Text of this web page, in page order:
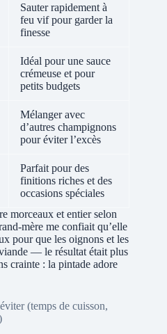
Sauter rapidement à
feu vif pour garder la
finesse
Idéal pour une sauce
crémeuse et pour
petits budgets
Mélanger avec
d’autres champignons
pour éviter l’excès
Parfait pour des
finitions riches et des
occasions spéciales
morceaux et entier selon
mère me confiait qu’elle
pour que les oignons et les
— le résultat était plus
crainte : la pintade adore
(temps de cuisson,